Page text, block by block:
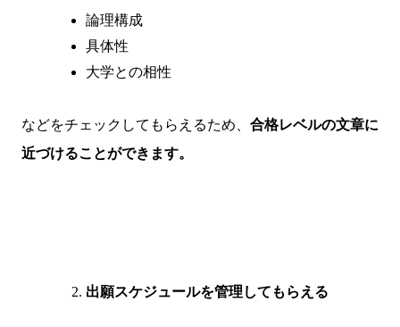
論理構成
具体性
大学との相性
などをチェックしてもらえるため、 合格レベルの文章に
近づけることができます。
出願スケジュールを管理してもらえる